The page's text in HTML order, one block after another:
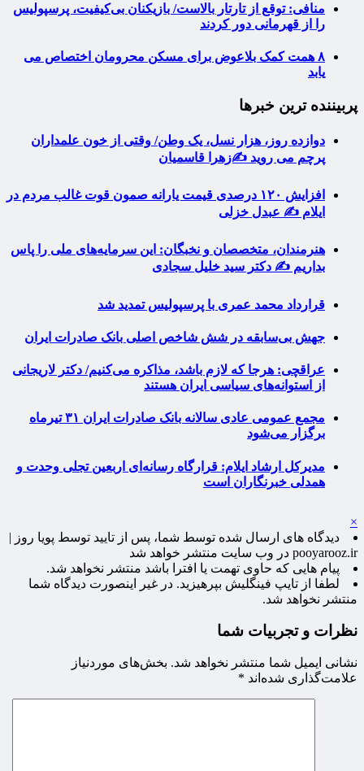
منافی: توقع از تارتار بالاست/ بازیکنان بی‌کیفیت، پرسپولیس
را از قهرمانی دور کردند
۸ همت کمک بلاعوض برای مسکن محرومان اختصاص می
یابد
پربیننده ترین خبرها
دوازده روز، هزار نسل، یک وطن/ وقتی از خون علمداران
پرچم می روید ✍️زهرا قاسمیان
افزایش ۱۲۰ درصدی قیمت یارانه صمون قوت غالب مردم در
ایلام ✍️ عبدل خزلی
هنرمندان، متخصصان و نخبگان: این سرمایه‌های ملی را پاس
بداریم ✍️ دکتر سید خلیل سجادی
قرارداد محمد عمری با پرسپولیس تمدید شد
جهش بی‌سابقه در شش شاخص اصلی بانک صادرات ایران
عراقچی: هرجا که لازم باشد، مذاکره می‌کنیم/ دکتر لاریجانی
از استوانه‌های سیاسی ایران هستند
مجمع عمومی عادی سالانه بانک صادرات ایران ۳۱ تیرماه
برگزار می‌شود
مدیرکل ارشاد ایلام: قرارگاه رسانه‌ای اربعین تجلی وحدت و
همدلی خبرنگاران است
×
دیدگاه های ارسال شده توسط شما، پس از تایید توسط پویا روز |
pooyarooz.ir در وب سایت منتشر خواهد شد
پیام هایی که حاوی تهمت یا افترا باشد منتشر نخواهد شد.
لطفا از تایپ فینگلیش بپرهیزید. در غیر اینصورت دیدگاه شما
منتشر نخواهد شد.
نظرات و تجربیات شما
نشانی ایمیل شما منتشر نخواهد شد. بخش‌های موردنیاز
علامت‌گذاری شده‌اند *